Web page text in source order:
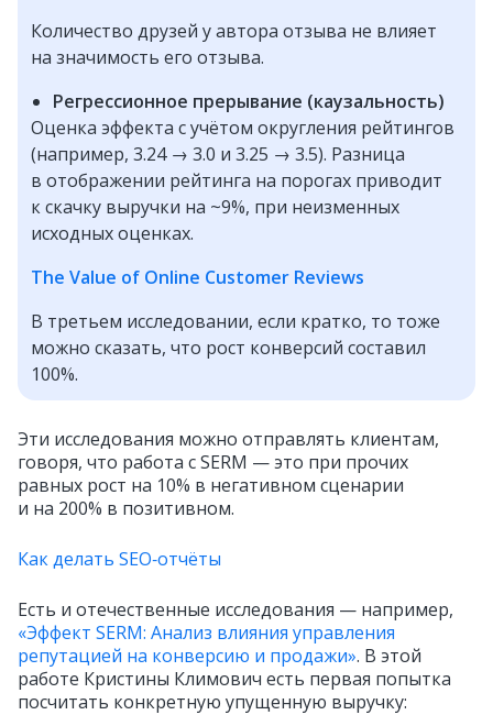
Количество друзей у автора отзыва не влияет
на значимость его отзыва.
Регрессионное прерывание (каузальность)
Оценка эффекта с учётом округления рейтингов
(например, 3.24 → 3.0 и 3.25 → 3.5). Разница
в отображении рейтинга на порогах приводит
к скачку выручки на ~9%, при неизменных
исходных оценках.
The Value of Online Customer Reviews
В третьем исследовании, если кратко, то тоже
можно сказать, что рост конверсий составил
100%.
Эти исследования можно отправлять клиентам,
говоря, что работа с SERM — это при прочих
равных рост на 10% в негативном сценарии
и на 200% в позитивном.
Как делать SEO‑отчёты
Есть и отечественные исследования — например,
«Эффект SERM: Анализ влияния управления
репутацией на конверсию и продажи». В этой
работе Кристины Климович есть первая попытка
посчитать конкретную упущенную выручку: